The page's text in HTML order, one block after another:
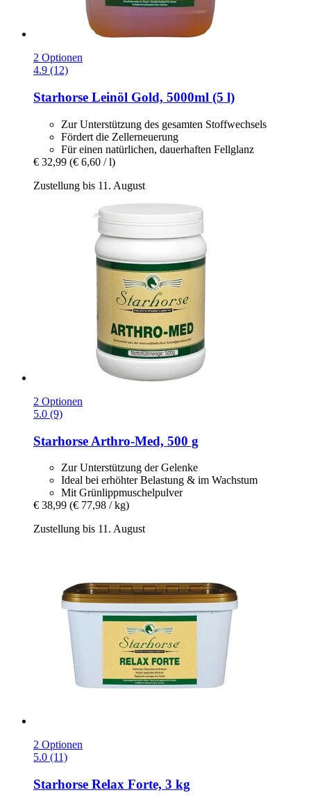
2 Optionen
4.9 (12)
Starhorse Leinöl Gold, 5000ml (5 l)
Zur Unterstützung des gesamten Stoffwechsels
Fördert die Zellerneuerung
Für einen natürlichen, dauerhaften Fellglanz
€ 32,99 (€ 6,60 / l)
Zustellung bis 11. August
2 Optionen
5.0 (9)
Starhorse Arthro-​Med, 500 g
Zur Unterstützung der Gelenke
Ideal bei erhöhter Belastung & im Wachstum
Mit Grünlippmuschelpulver
€ 38,99 (€ 77,98 / kg)
Zustellung bis 11. August
2 Optionen
5.0 (11)
Starhorse Relax Forte, 3 kg